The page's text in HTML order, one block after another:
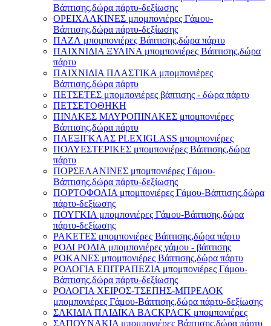
Βάπτισης,δώρα πάρτυ-δεξίωσης
ΟΡΕΙΧΑΛΚΙΝΕΣ μπομπονιέρες Γάμου-
Βάπτισης,δώρα πάρτυ-δεξίωσης
ΠΑΖΛ μπομπονιέρες Βάπτισης,δώρα πάρτυ
ΠΑΙΧΝΙΔΙΑ ΞΥΛΙΝΑ μπομπονιέρες Βάπτισης,δώρα
πάρτυ
ΠΑΙΧΝΙΔΙΑ ΠΛΑΣΤΙΚΑ μπομπονιέρες
Βάπτισης,δώρα πάρτυ
ΠΕΤΣΕΤΕΣ μπομπονιέρες βάπτισης - δώρα πάρτυ
ΠΕΤΣΕΤΟΘΗΚΗ
ΠΙΝΑΚΕΣ ΜΑΥΡΟΠΙΝΑΚΕΣ μπομπονιέρες
Βάπτισης,δώρα πάρτυ
ΠΛΕΞΙΓΚΛΑΣ PLEXIGLASS μπομπονιέρες
ΠΟΛΥΕΣΤΕΡΙΚΕΣ μπομπονιέρες Βάπτισης,δώρα
πάρτυ
ΠΟΡΣΕΛΑΝΙΝΕΣ μπομπονιέρες Γάμου-
Βάπτισης,δώρα πάρτυ-δεξίωσης
ΠΟΡΤΟΦΟΛΙΑ μπομπονιέρες Γάμου-Βάπτισης,δώρα
πάρτυ-δεξίωσης
ΠΟΥΓΚΙΑ μπομπονιέρες Γάμου-Βάπτισης,δώρα
πάρτυ-δεξίωσης
ΡΑΚΕΤΕΣ μπομπονιέρες Βάπτισης,δώρα πάρτυ
ΡΟΔΙ ΡΟΔΙΑ μπομπονιέρες γάμου - βάπτισης
ΡΟΚΑΝΕΣ μπομπονιέρες Βάπτισης,δώρα πάρτυ
ΡΟΛΟΓΙΑ ΕΠΙΤΡΑΠΕΖΙΑ μπομπονιέρες Γάμου-
Βάπτισης,δώρα πάρτυ-δεξίωσης
ΡΟΛΟΓΙΑ ΧΕΙΡΟΣ-ΤΣΕΠΗΣ-ΜΠΡΕΛΟΚ
μπομπονιέρες Γάμου-Βάπτισης,δώρα πάρτυ-δεξίωσης
ΣΑΚΙΔΙΑ ΠΑΙΔΙΚΑ BACKPACK μπομπονιέρες
ΣΑΠΟΥΝΑΚΙΑ μπομπονιέρες Βάπτισης,δώρα πάρτυ